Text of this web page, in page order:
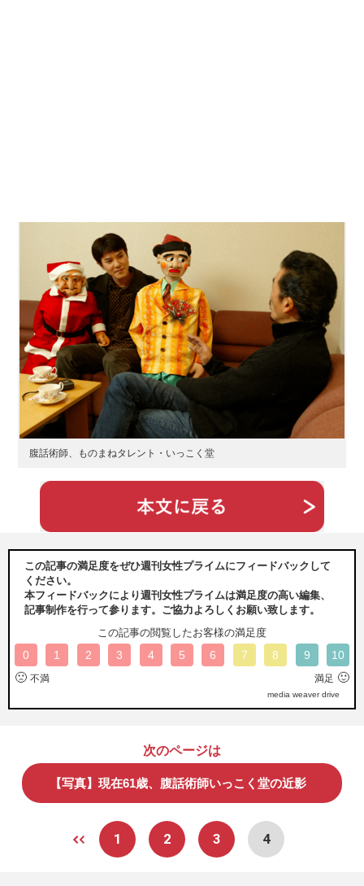
腹話術師、ものまねタレント・いっこく堂
この記事の満足度をぜひ週刊女性プライムにフィードバックして
ください。
本フィードバックにより週刊女性プライムは満足度の高い編集、
記事制作を行って参ります。ご協力よろしくお願い致します。
この記事の閲覧したお客様の満足度
0 1 2 3 4 5 6 7 8 9 10
🙁 不満 満足 🙂
media weaver drive
次のページは
【写真】現在61歳、腹話術師いっこく堂の近影
1 2 3 4